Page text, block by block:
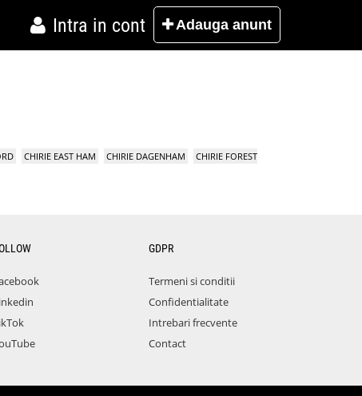
Intra in cont Adauga anunt
CHIRIE EAST HAM CHIRIE DAGENHAM
CHIRIE FOREST
GDPR
Termeni si conditii
Confidentialitate
Intrebari frecvente
Contact